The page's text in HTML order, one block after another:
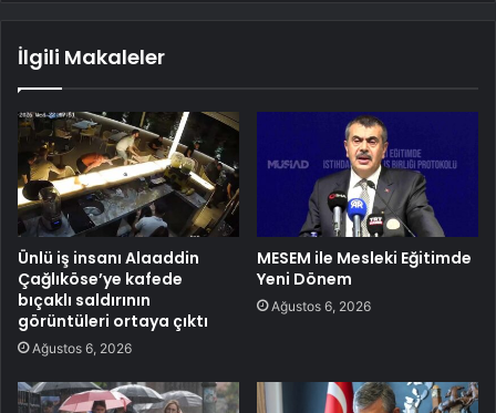
İlgili Makaleler
Ünlü iş insanı Alaaddin
Çağlıköse’ye kafede
bıçaklı saldırının
görüntüleri ortaya çıktı
Ağustos 6, 2026
MESEM ile Mesleki Eğitimde
Yeni Dönem
Ağustos 6, 2026